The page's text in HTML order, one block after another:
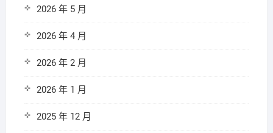
2026 年 5 月
2026 年 4 月
2026 年 2 月
2026 年 1 月
2025 年 12 月